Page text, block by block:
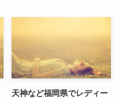
天神など福岡県でレディー